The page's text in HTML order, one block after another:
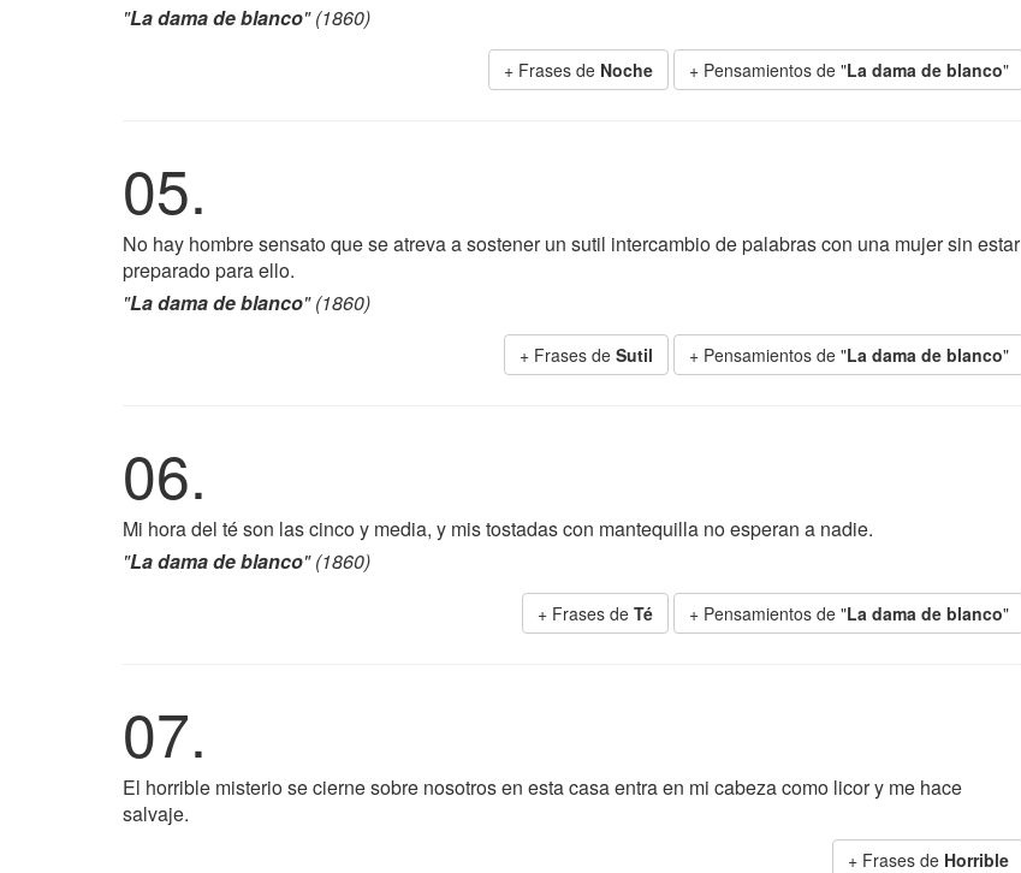
"La dama de blanco" (1860)
+ Frases de Noche + Pensamientos de "La dama de blanco"
05.
No hay hombre sensato que se atreva a sostener un sutil intercambio de palabras con una mujer sin estar
preparado para ello.
"La dama de blanco" (1860)
+ Frases de Sutil + Pensamientos de "La dama de blanco"
06.
Mi hora del té son las cinco y media, y mis tostadas con mantequilla no esperan a nadie.
"La dama de blanco" (1860)
+ Frases de Té + Pensamientos de "La dama de blanco"
07.
El horrible misterio se cierne sobre nosotros en esta casa entra en mi cabeza como licor y me hace
salvaje.
+ Frases de Horrible